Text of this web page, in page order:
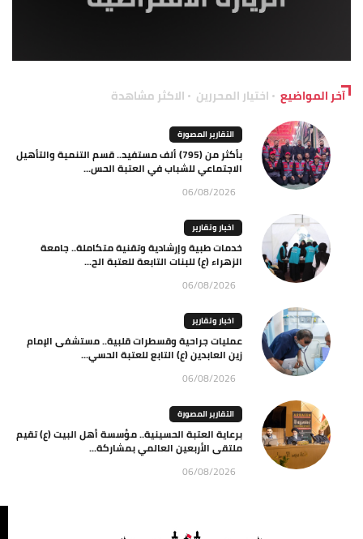
آخر المواضيع اختيار المحررين الاكثر مشاهدة
التقارير المصورة
بأكثر من (795) ألف مستفيد.. قسم التنمية والتأهيل
الاجتماعي للشباب في العتبة الحس...
06/08/2026
اخبار وتقارير
خدمات طبية وإرشادية وتقنية متكاملة.. جامعة
الزهراء (ع) للبنات التابعة للعتبة الح...
06/08/2026
اخبار وتقارير
عمليات جراحية وقسطرات قلبية.. مستشفى الإمام
زين العابدين (ع) التابع للعتبة الحسي...
06/08/2026
التقارير المصورة
برعاية العتبة الحسينية.. مؤسسة أهل البيت (ع) تقيم
ملتقى الأربعين العالمي بمشاركة...
06/08/2026